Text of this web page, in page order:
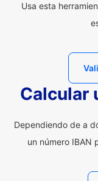
Usa esta
Calcular
Dependiendo de a
un número IBAN